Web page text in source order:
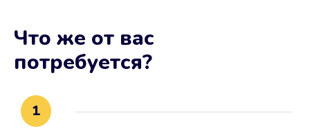
Что же от вас
потребуется?
1